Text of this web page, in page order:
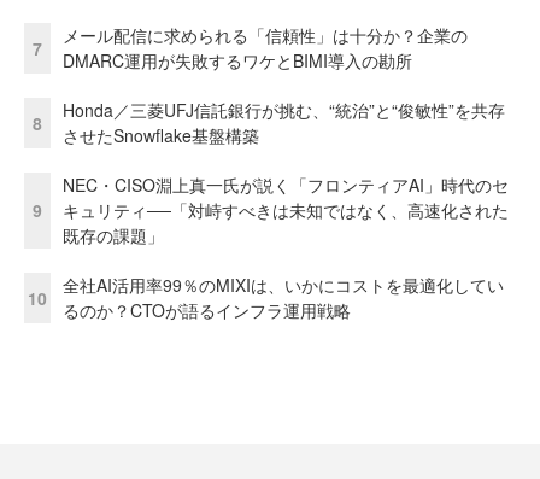
7
メール配信に求められる「信頼性」は十分か？企業の
DMARC運用が失敗するワケとBIMI導入の勘所
8
Honda／三菱UFJ信託銀行が挑む、“統治”と“俊敏性”を共存
させたSnowflake基盤構築
9
NEC・CISO淵上真一氏が説く「フロンティアAI」時代のセ
キュリティ──「対峙すべきは未知ではなく、高速化された
既存の課題」
10
全社AI活用率99％のMIXIは、いかにコストを最適化してい
るのか？CTOが語るインフラ運用戦略